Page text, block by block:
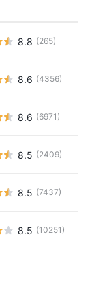
8.8 (265)
8.6 (4356)
8.6 (6971)
8.5 (2409)
8.5 (7437)
8.5 (10251)